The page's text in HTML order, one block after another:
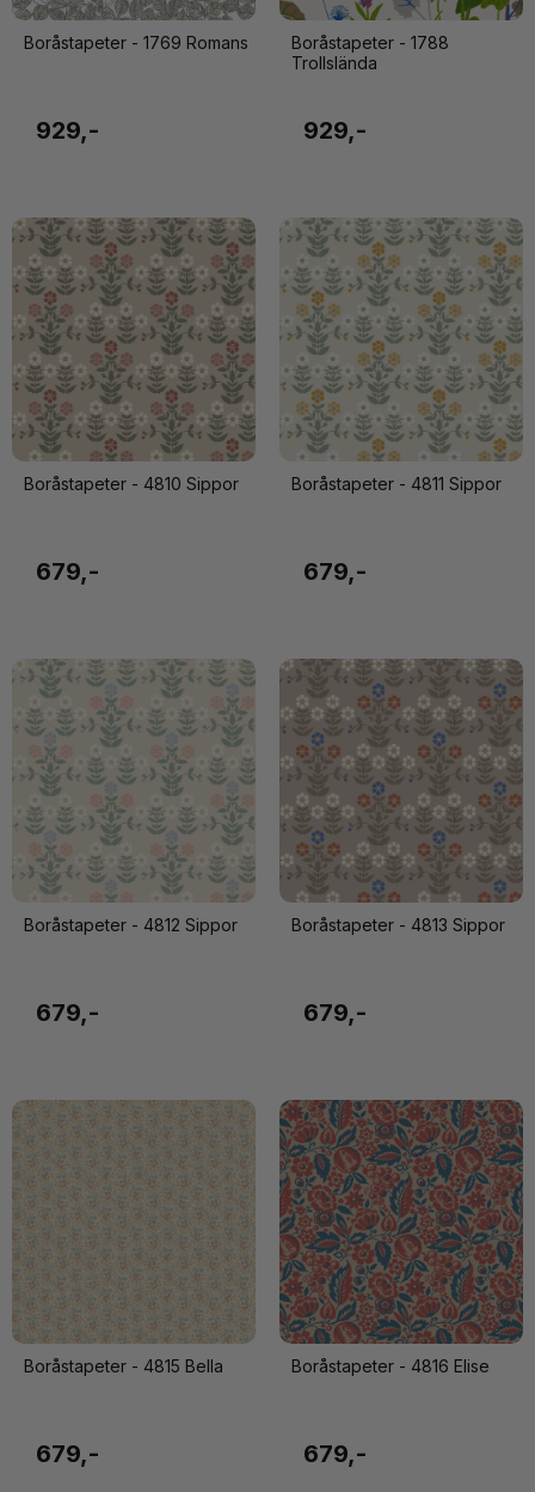
Boråstapeter - 1769 Romans
929,-
Boråstapeter - 1788
Trollslända
929,-
Boråstapeter - 4810 Sippor
679,-
Boråstapeter - 4811 Sippor
679,-
Boråstapeter - 4812 Sippor
679,-
Boråstapeter - 4813 Sippor
679,-
Boråstapeter - 4815 Bella
679,-
Boråstapeter - 4816 Elise
679,-